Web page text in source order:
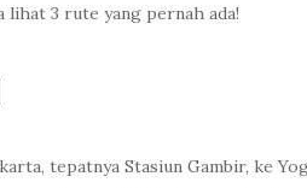
3 rute yang pernah ada!
tepatnya Stasiun Gambir, ke